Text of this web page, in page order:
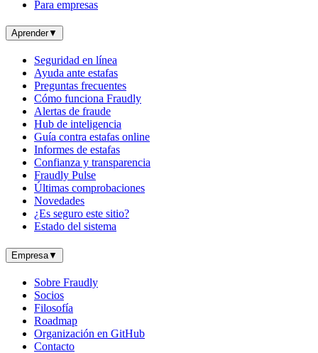
Para empresas
Aprender▼
Seguridad en línea
Ayuda ante estafas
Preguntas frecuentes
Cómo funciona Fraudly
Alertas de fraude
Hub de inteligencia
Guía contra estafas online
Informes de estafas
Confianza y transparencia
Fraudly Pulse
Últimas comprobaciones
Novedades
¿Es seguro este sitio?
Estado del sistema
Empresa▼
Sobre Fraudly
Socios
Filosofía
Roadmap
Organización en GitHub
Contacto